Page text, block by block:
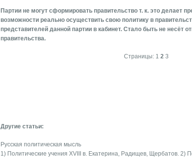
Партии не могут сформировать правительство т. к. это делает
возможности реально осуществить свою политику в
представителей данной партии в кабинет. Стало быть не несёт
правительства.
Страницы: 1 2 3
Другие статьи:
Русская политическая мысль
1) Политические учения XVIII в. Екатерина, Радищев, Щербатов. 2)